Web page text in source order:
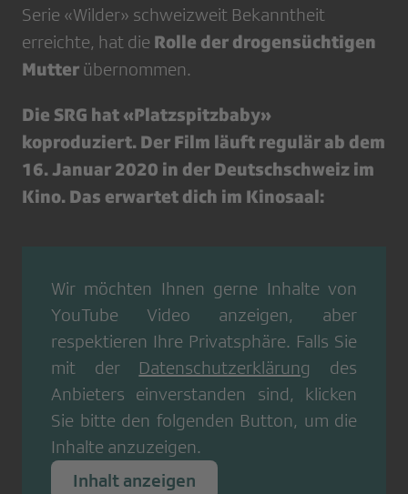
Serie «Wilder» schweizweit Bekanntheit
erreichte, hat die Rolle der drogensüchtigen
Mutter übernommen.
Die SRG hat «Platzspitzbaby»
koproduziert. Der Film läuft regulär ab dem
16. Januar 2020 in der Deutschschweiz im
Kino. Das erwartet dich im Kinosaal:
Wir möchten Ihnen gerne Inhalte von
YouTube Video anzeigen, aber
respektieren Ihre Privatsphäre. Falls Sie
mit der Datenschutzerklärung
des
Anbieters einverstanden sind, klicken
Sie bitte den folgenden Button, um die
Inhalte anzuzeigen.
Inhalt anzeigen